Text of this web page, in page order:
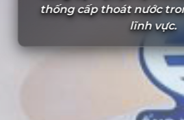
thống cấp thoát nước
lĩnh vực.